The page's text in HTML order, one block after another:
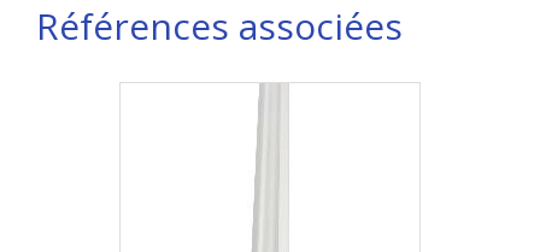
Références associées